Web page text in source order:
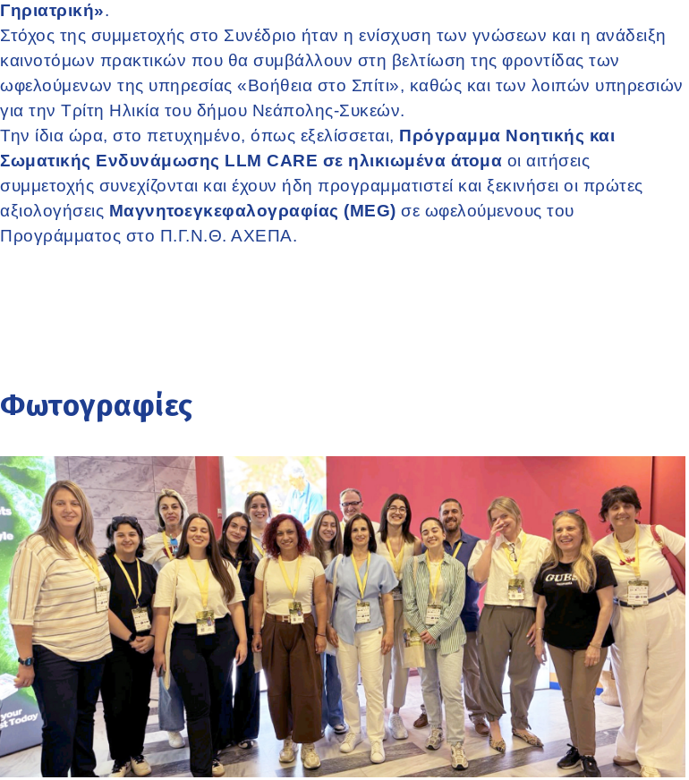
Γηριατρική».
Στόχος της συμμετοχής στο Συνέδριο ήταν η ενίσχυση των γνώσεων και η ανάδειξη
καινοτόμων πρακτικών που θα συμβάλλουν στη βελτίωση της φροντίδας των
ωφελούμενων της υπηρεσίας «Βοήθεια στο Σπίτι», καθώς και των λοιπών υπηρεσιών
για την Τρίτη Ηλικία του δήμου Νεάπολης-Συκεών.
Την ίδια ώρα, στο πετυχημένο, όπως εξελίσσεται, Πρόγραμμα Νοητικής και
Σωματικής Ενδυνάμωσης LLM CARE σε ηλικιωμένα άτομα οι αιτήσεις
συμμετοχής συνεχίζονται και έχουν ήδη προγραμματιστεί και ξεκινήσει οι πρώτες
αξιολογήσεις Μαγνητοεγκεφαλογραφίας (MEG) σε ωφελούμενους του
Προγράμματος στο Π.Γ.Ν.Θ. ΑΧΕΠΑ.
Φωτογραφίες